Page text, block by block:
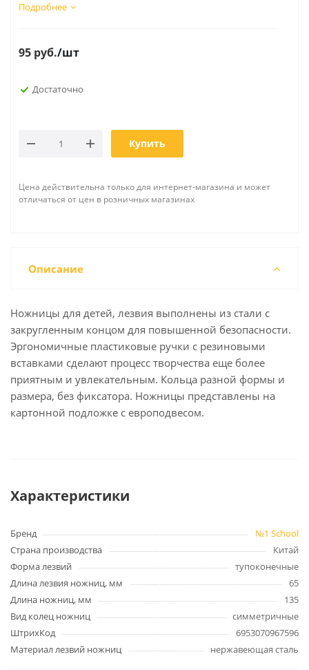
Подробнее
95 руб./шт
Достаточно
Купить
Цена действительна только для интернет-магазина и может
отличаться от цен в розничных магазинах
Описание
Ножницы для детей, лезвия выполнены из стали с
закругленным концом для повышенной безопасности.
Эргономичные пластиковые ручки с резиновыми
вставками сделают процесс творчества еще более
приятным и увлекательным. Кольца разной формы и
размера, без фиксатора. Ножницы представлены на
картонной подложке с европодвесом.
Характеристики
Бренд
№1 School
Страна производства
Китай
Форма лезвий
тупоконечные
Длина лезвия ножниц, мм
65
Длина ножниц, мм
135
Вид колец ножниц
симметричные
ШтрихКод
6953070967596
Материал лезвий ножниц
нержавеющая сталь